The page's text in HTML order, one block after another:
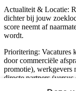
Actualiteit & Locatie:
dichter bij jouw
score neemt af
wordt.
Prioritering: Vacatures
door commerciële
promotie), werkgevers
directe partners